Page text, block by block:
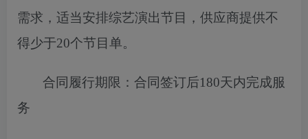
需求，适当安排综艺演出节目，供应商提供不
得少于20个节目单。
合同履行期限：合同签订后180天内完成服
务